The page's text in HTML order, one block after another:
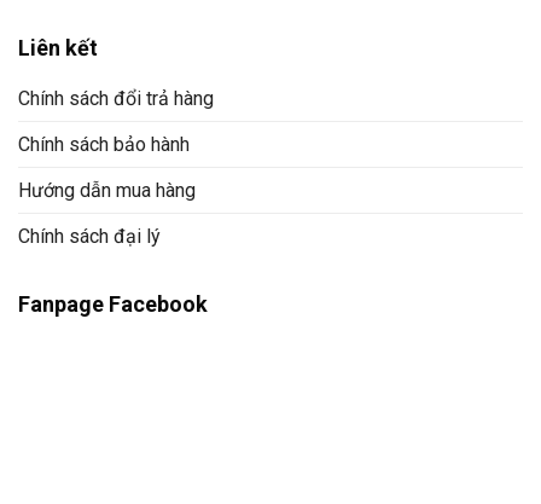
Liên kết
Chính sách đổi trả hàng
Chính sách bảo hành
Hướng dẫn mua hàng
Chính sách đại lý
Fanpage Facebook